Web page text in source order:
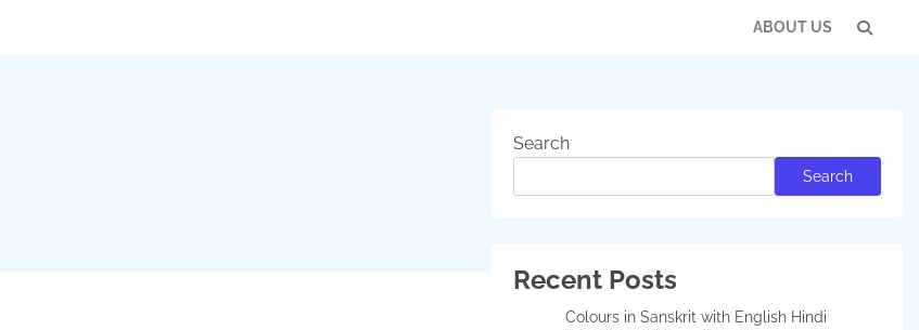
ABOUT US
Search
Search
Recent Posts
Colours in Sanskrit with English Hindi